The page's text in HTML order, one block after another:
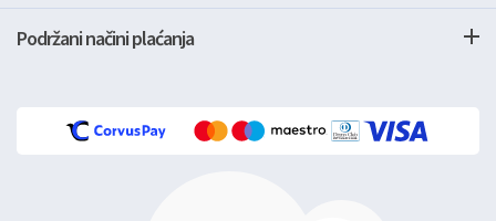
Podržani načini plaćanja